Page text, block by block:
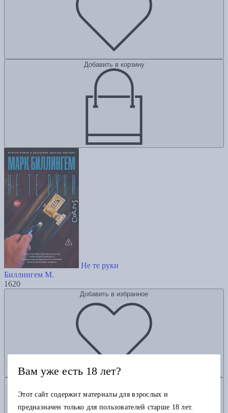
Добавить в корзину
Не те руки
Биллингем М.
1620
Добавить в избранное
Вам уже есть 18 лет?
Этот сайт содержит материалы для взрослых и
предназначен только для пользователей старше 18 лет.